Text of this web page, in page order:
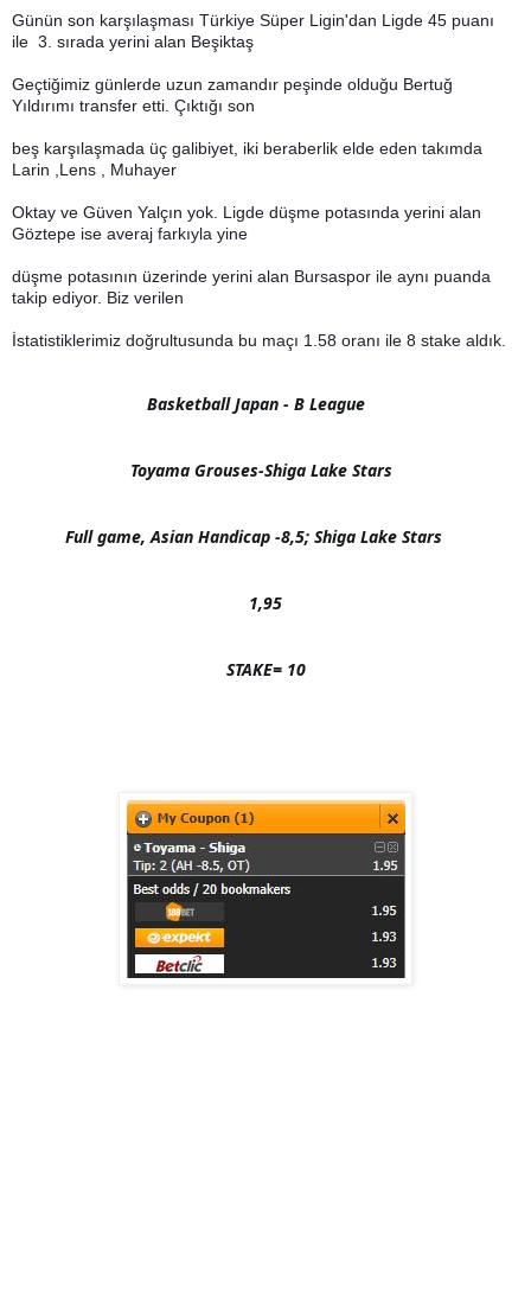
Günün son karşılaşması Türkiye Süper Ligin'dan Ligde 45 puanı
ile 3. sırada yerini alan Beşiktaş
Geçtiğimiz günlerde uzun zamandır peşinde olduğu Bertuğ
Yıldırımı transfer etti. Çıktığı son
beş karşılaşmada üç galibiyet, iki beraberlik elde eden takımda
Larin ,Lens , Muhayer
Oktay ve Güven Yalçın yok. Ligde düşme potasında yerini alan
Göztepe ise averaj farkıyla yine
düşme potasının üzerinde yerini alan Bursaspor ile aynı puanda
takip ediyor. Biz verilen
İstatistiklerimiz doğrultusunda bu maçı 1.58 oranı ile 8 stake aldık.
Basketball Japan - B League
Toyama Grouses-Shiga Lake Stars
Full game, Asian Handicap -8,5; Shiga Lake Stars
1,95
STAKE= 10